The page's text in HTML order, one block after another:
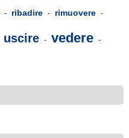
- ribadire - rimuovere -
uscire - vedere -